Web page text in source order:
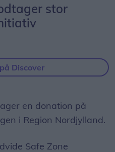
stor
Discover
en donation på
i Region Nordjylland.
Safe Zone